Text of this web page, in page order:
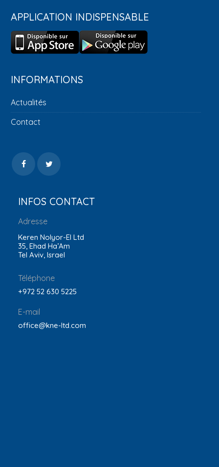
APPLICATION INDISPENSABLE
INFORMATIONS
Actualités
Contact
INFOS CONTACT
Adresse
Keren Nolyor-El Ltd
35, Ehad Ha’Am
Tel Aviv, Israel
Téléphone
+972 52 630 5225
E-mail
office@kne-ltd.com